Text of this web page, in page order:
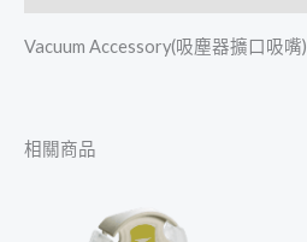
Vacuum Accessory(吸塵器擴口吸嘴)
相關商品